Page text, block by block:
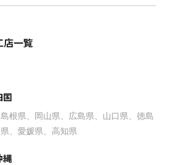
一覧
国
島根県 岡山県 広島県 山口県
徳島
愛媛県 高知県
縄